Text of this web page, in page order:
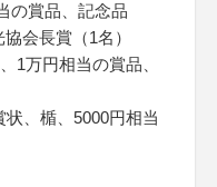
の賞品、記念品
協会長賞（1名）
1万円相当の賞品、
、楯、5000円相当